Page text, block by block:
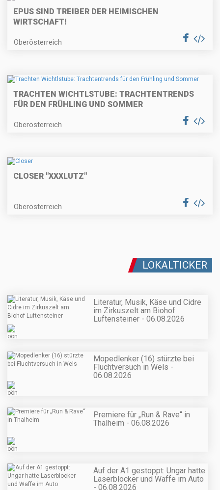
EPUS SIND TREIBER DER HEIMISCHEN
WIRTSCHAFT!
Oberösterreich
TRACHTEN WICHTLSTUBE: TRACHTENTRENDS
FÜR DEN FRÜHLING UND SOMMER
Oberösterreich
CLOSER "XXXLUTZ"
Oberösterreich
LOKALTICKER
Literatur, Musik, Käse und Cidre
im Zirkuszelt am Biohof
Luftensteiner - 06.08.2026
Mopedlenker (16) stürzte bei
Fluchtversuch in Wels -
06.08.2026
Premiere für „Run & Rave“ in
Thalheim - 06.08.2026
Auf der A1 gestoppt: Ungar hatte
Laserblocker und Waffe im Auto
- 06.08.2026